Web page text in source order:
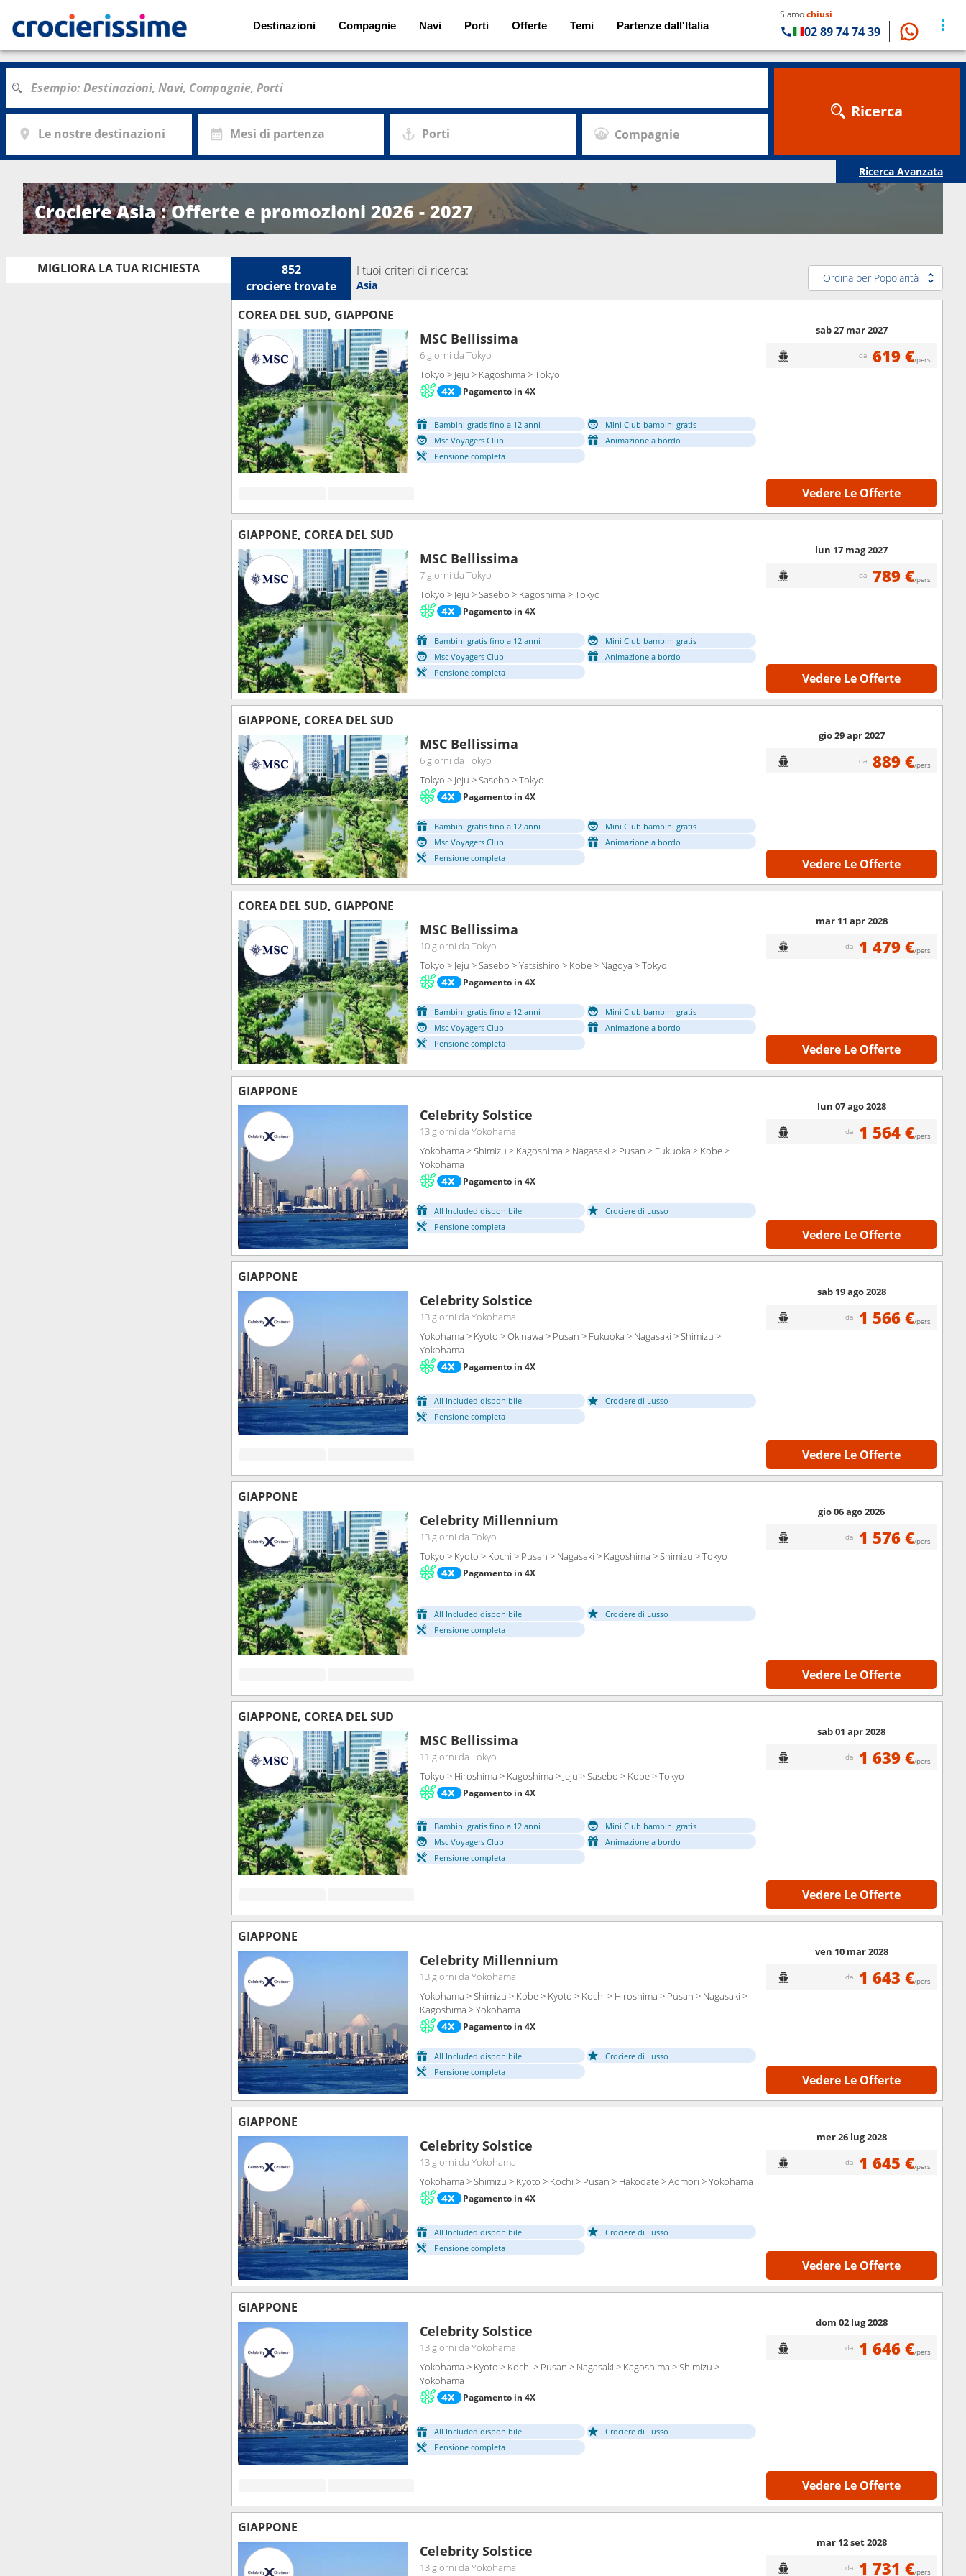
Destinazioni Compagnie Navi Porti Offerte Temi Partenze dall'Italia
Siamochiusi
02 89 74 74 39
Le nostre destinazioni Mesi di partenza Porti Compagnie
Ricerca
Ricerca Avanzata
Crociere Asia : Offerte e promozioni 2026 - 2027
MIGLIORA LA TUA RICHIESTA
852
crocieretrovate
I tuoi criteri di ricerca:
Asia
Ordina per Popolarità
COREA DEL SUD, GIAPPONE
MSC Bellissima
6 giorni da Tokyo
Tokyo > Jeju > Kagoshima > Tokyo
Pagamento in 4X
Bambini gratis fino a 12 anni
Mini Club bambini gratis
Msc Voyagers Club
Animazione a bordo
Pensione completa
sab 27 mar 2027
da 619 €/pers
Vedere Le Offerte
GIAPPONE, COREA DEL SUD
MSC Bellissima
7 giorni da Tokyo
Tokyo > Jeju > Sasebo > Kagoshima > Tokyo
Pagamento in 4X
Bambini gratis fino a 12 anni
Mini Club bambini gratis
Msc Voyagers Club
Animazione a bordo
Pensione completa
lun 17 mag 2027
da 789 €/pers
Vedere Le Offerte
GIAPPONE, COREA DEL SUD
MSC Bellissima
6 giorni da Tokyo
Tokyo > Jeju > Sasebo > Tokyo
Pagamento in 4X
Bambini gratis fino a 12 anni
Mini Club bambini gratis
Msc Voyagers Club
Animazione a bordo
Pensione completa
gio 29 apr 2027
da 889 €/pers
Vedere Le Offerte
COREA DEL SUD, GIAPPONE
MSC Bellissima
10 giorni da Tokyo
Tokyo > Jeju > Sasebo > Yatsishiro > Kobe > Nagoya > Tokyo
Pagamento in 4X
Bambini gratis fino a 12 anni
Mini Club bambini gratis
Msc Voyagers Club
Animazione a bordo
Pensione completa
mar 11 apr 2028
da 1 479 €/pers
Vedere Le Offerte
GIAPPONE
Celebrity Solstice
13 giorni da Yokohama
Yokohama > Shimizu > Kagoshima > Nagasaki > Pusan > Fukuoka > Kobe >
Yokohama
Pagamento in 4X
All Included disponibile
Crociere di Lusso
Pensione completa
lun 07 ago 2028
da 1 564 €/pers
Vedere Le Offerte
GIAPPONE
Celebrity Solstice
13 giorni da Yokohama
Yokohama > Kyoto > Okinawa > Pusan > Fukuoka > Nagasaki > Shimizu >
Yokohama
Pagamento in 4X
All Included disponibile
Crociere di Lusso
Pensione completa
sab 19 ago 2028
da 1 566 €/pers
Vedere Le Offerte
GIAPPONE
Celebrity Millennium
13 giorni da Tokyo
Tokyo > Kyoto > Kochi > Pusan > Nagasaki > Kagoshima > Shimizu > Tokyo
Pagamento in 4X
All Included disponibile
Crociere di Lusso
Pensione completa
gio 06 ago 2026
da 1 576 €/pers
Vedere Le Offerte
GIAPPONE, COREA DEL SUD
MSC Bellissima
11 giorni da Tokyo
Tokyo > Hiroshima > Kagoshima > Jeju > Sasebo > Kobe > Tokyo
Pagamento in 4X
Bambini gratis fino a 12 anni
Mini Club bambini gratis
Msc Voyagers Club
Animazione a bordo
Pensione completa
sab 01 apr 2028
da 1 639 €/pers
Vedere Le Offerte
GIAPPONE
Celebrity Millennium
13 giorni da Yokohama
Yokohama > Shimizu > Kobe > Kyoto > Kochi > Hiroshima > Pusan > Nagasaki >
Kagoshima > Yokohama
Pagamento in 4X
All Included disponibile
Crociere di Lusso
Pensione completa
ven 10 mar 2028
da 1 643 €/pers
Vedere Le Offerte
GIAPPONE
Celebrity Solstice
13 giorni da Yokohama
Yokohama > Shimizu > Kyoto > Kochi > Pusan > Hakodate > Aomori > Yokohama
Pagamento in 4X
All Included disponibile
Crociere di Lusso
Pensione completa
mer 26 lug 2028
da 1 645 €/pers
Vedere Le Offerte
GIAPPONE
Celebrity Solstice
13 giorni da Yokohama
Yokohama > Kyoto > Kochi > Pusan > Nagasaki > Kagoshima > Shimizu >
Yokohama
Pagamento in 4X
All Included disponibile
Crociere di Lusso
Pensione completa
dom 02 lug 2028
da 1 646 €/pers
Vedere Le Offerte
GIAPPONE
Celebrity Solstice
13 giorni da Yokohama
mar 12 set 2028
da 1 731 €/pers